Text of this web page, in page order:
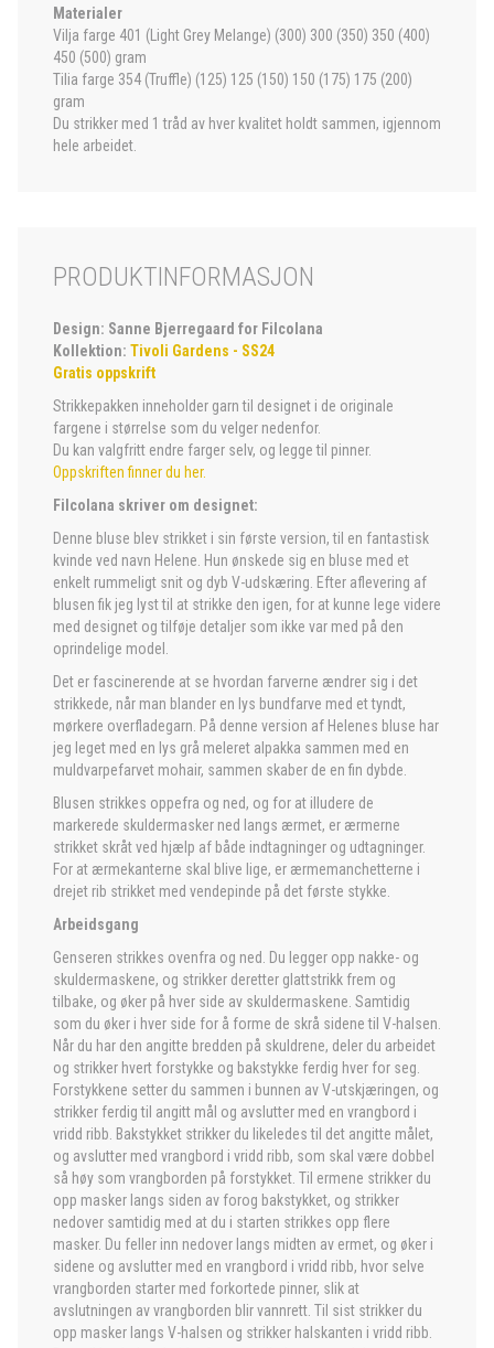
Materialer
Vilja farge 401 (Light Grey Melange) (300) 300 (350) 350 (400)
450 (500) gram
Tilia farge 354 (Truffle) (125) 125 (150) 150 (175) 175 (200)
gram
Du strikker med 1 tråd av hver kvalitet holdt sammen, igjennom
hele arbeidet.
PRODUKTINFORMASJON
Design: Sanne Bjerregaard for Filcolana
Kollektion: Tivoli Gardens - SS24
Gratis oppskrift
Strikkepakken inneholder garn til designet i de originale
fargene i størrelse som du velger nedenfor.
Du kan valgfritt endre farger selv, og legge til pinner.
Oppskriften finner du her.
Filcolana skriver om designet:
Denne bluse blev strikket i sin første version, til en fantastisk
kvinde ved navn Helene. Hun ønskede sig en bluse med et
enkelt rummeligt snit og dyb V-udskæring. Efter aflevering af
blusen fik jeg lyst til at strikke den igen, for at kunne lege videre
med designet og tilføje detaljer som ikke var med på den
oprindelige model.
Det er fascinerende at se hvordan farverne ændrer sig i det
strikkede, når man blander en lys bundfarve med et tyndt,
mørkere overfladegarn. På denne version af Helenes bluse har
jeg leget med en lys grå meleret alpakka sammen med en
muldvarpefarvet mohair, sammen skaber de en fin dybde.
Blusen strikkes oppefra og ned, og for at illudere de
markerede skuldermasker ned langs ærmet, er ærmerne
strikket skråt ved hjælp af både indtagninger og udtagninger.
For at ærmekanterne skal blive lige, er ærmemanchetterne i
drejet rib strikket med vendepinde på det første stykke.
Arbeidsgang
Genseren strikkes ovenfra og ned. Du legger opp nakke- og
skuldermaskene, og strikker deretter glattstrikk frem og
tilbake, og øker på hver side av skuldermaskene. Samtidig
som du øker i hver side for å forme de skrå sidene til V-halsen.
Når du har den angitte bredden på skuldrene, deler du arbeidet
og strikker hvert forstykke og bakstykke ferdig hver for seg.
Forstykkene setter du sammen i bunnen av V-utskjæringen, og
strikker ferdig til angitt mål og avslutter med en vrangbord i
vridd ribb. Bakstykket strikker du likeledes til det angitte målet,
og avslutter med vrangbord i vridd ribb, som skal være dobbel
så høy som vrangborden på forstykket. Til ermene strikker du
opp masker langs siden av forog bakstykket, og strikker
nedover samtidig med at du i starten strikkes opp flere
masker. Du feller inn nedover langs midten av ermet, og øker i
sidene og avslutter med en vrangbord i vridd ribb, hvor selve
vrangborden starter med forkortede pinner, slik at
avslutningen av vrangborden blir vannrett. Til sist strikker du
opp masker langs V-halsen og strikker halskanten i vridd ribb.